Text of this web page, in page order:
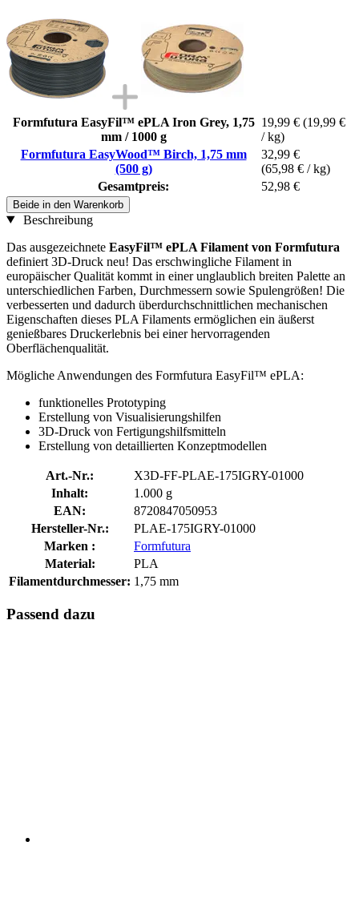
Formfutura EasyFil™ ePLA Iron Grey, 1,75
mm / 1000 g
19,99 € (19,99 €
/ kg)
Formfutura EasyWood™ Birch, 1,75 mm
(500 g)
32,99 €
(65,98 € / kg)
Gesamtpreis:
52,98 €
Beide in den Warenkorb
Beschreibung
Das ausgezeichnete EasyFil™ ePLA Filament von Formfutura
definiert 3D-Druck neu! Das erschwingliche Filament in
europäischer Qualität kommt in einer unglaublich breiten Palette an
unterschiedlichen Farben, Durchmessern sowie Spulengrößen! Die
verbesserten und dadurch überdurchschnittlichen mechanischen
Eigenschaften dieses PLA Filaments ermöglichen ein äußerst
genießbares Druckerlebnis bei einer hervorragenden
Oberflächenqualität.
Mögliche Anwendungen des Formfutura EasyFil™ ePLA:
funktionelles Prototyping
Erstellung von Visualisierungshilfen
3D-Druck von Fertigungshilfsmitteln
Erstellung von detaillierten Konzeptmodellen
Art.-Nr.:
X3D-FF-PLAE-175IGRY-01000
Inhalt:
1.000 g
EAN:
8720847050953
Hersteller-Nr.:
PLAE-175IGRY-01000
Marken :
Formfutura
Material:
PLA
Filamentdurchmesser: 1,75 mm
Passend dazu